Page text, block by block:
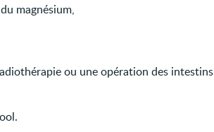
magnésium,
ou une opération des intestins